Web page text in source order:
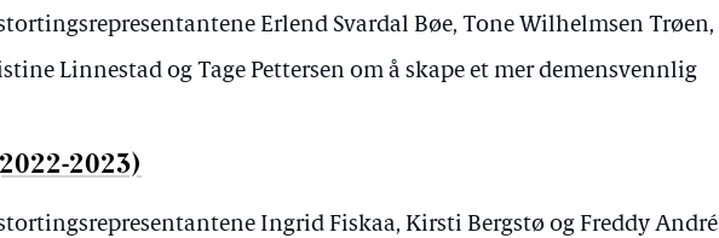
Erlend Svardal Bøe, Tone Wilhelmsen Trøen,
Linnestad og Tage Pettersen om å skape et mer demensvennlig
2023)
Ingrid Fiskaa, Kirsti Bergstø og Freddy André